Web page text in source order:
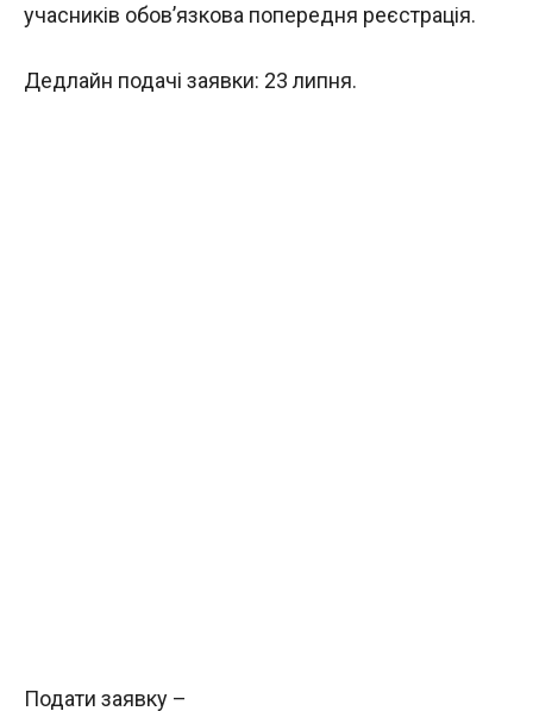
учасників обов’язкова попередня реєстрація.
Дедлайн подачі заявки: 23 липня.
Подати заявку –